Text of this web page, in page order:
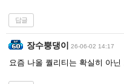
답글
장수뿡댕이 26-06-02 14:17
요즘 나올 퀄리티는 확실히 아닌